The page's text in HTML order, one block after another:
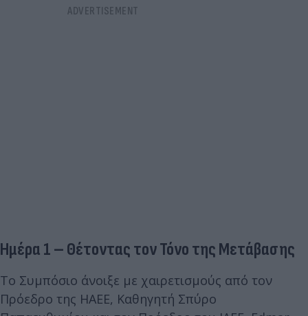
Ημέρα 1 – Θέτοντας τον Τόνο της Μετάβασης
Το Συμπόσιο άνοιξε με χαιρετισμούς από τον
Πρόεδρο της HAEE, Καθηγητή Σπύρο